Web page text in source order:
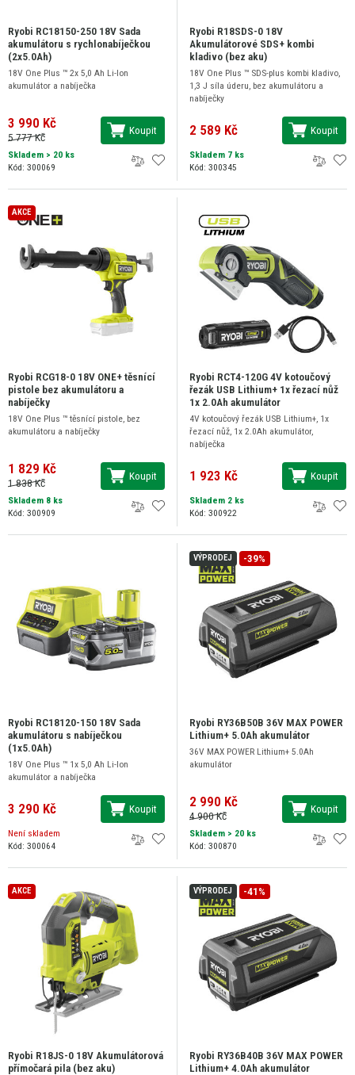
Ryobi RC18150-250 18V Sada
akumulátoru s rychlonabíječkou
(2x5.0Ah)
18V One Plus ™ 2x 5,0 Ah Li-Ion
akumulátor a nabíječka
3 990 Kč
5 777 Kč
Koupit
Skladem > 20 ks
Kód: 300069
Ryobi R18SDS-0 18V
Akumulátorové SDS+ kombi
kladivo (bez aku)
18V One Plus ™ SDS-plus kombi kladivo,
1,3 J síla úderu, bez akumulátoru a
nabíječky
2 589 Kč Koupit
Skladem 7 ks
Kód: 300345
AKCE
Ryobi RCG18-0 18V ONE+ těsnící
pistole bez akumulátoru a
nabíječky
18V One Plus ™ těsnící pistole, bez
akumulátoru a nabíječky
1 829 Kč
1 838 Kč
Koupit
Skladem 8 ks
Kód: 300909
Ryobi RCT4-120G 4V kotoučový
řezák USB Lithium+ 1x řezací nůž
1x 2.0Ah akumulátor
4V kotoučový řezák USB Lithium+, 1x
řezací nůž, 1x 2.0Ah akumulátor,
nabíječka
1 923 Kč Koupit
Skladem 2 ks
Kód: 300922
Ryobi RC18120-150 18V Sada
akumulátoru s nabíječkou
(1x5.0Ah)
18V One Plus ™ 1x 5,0 Ah Li-Ion
akumulátor a nabíječka
3 290 Kč Koupit
Není skladem
Kód: 300064
VÝPRODEJ -39%
Ryobi RY36B50B 36V MAX POWER
Lithium+ 5.0Ah akumulátor
36V MAX POWER Lithium+ 5.0Ah
akumulátor
2 990 Kč
4 900 Kč
Koupit
Skladem > 20 ks
Kód: 300870
AKCE
Ryobi R18JS-0 18V Akumulátorová
přímočará pila (bez aku)
VÝPRODEJ -41%
Ryobi RY36B40B 36V MAX POWER
Lithium+ 4.0Ah akumulátor